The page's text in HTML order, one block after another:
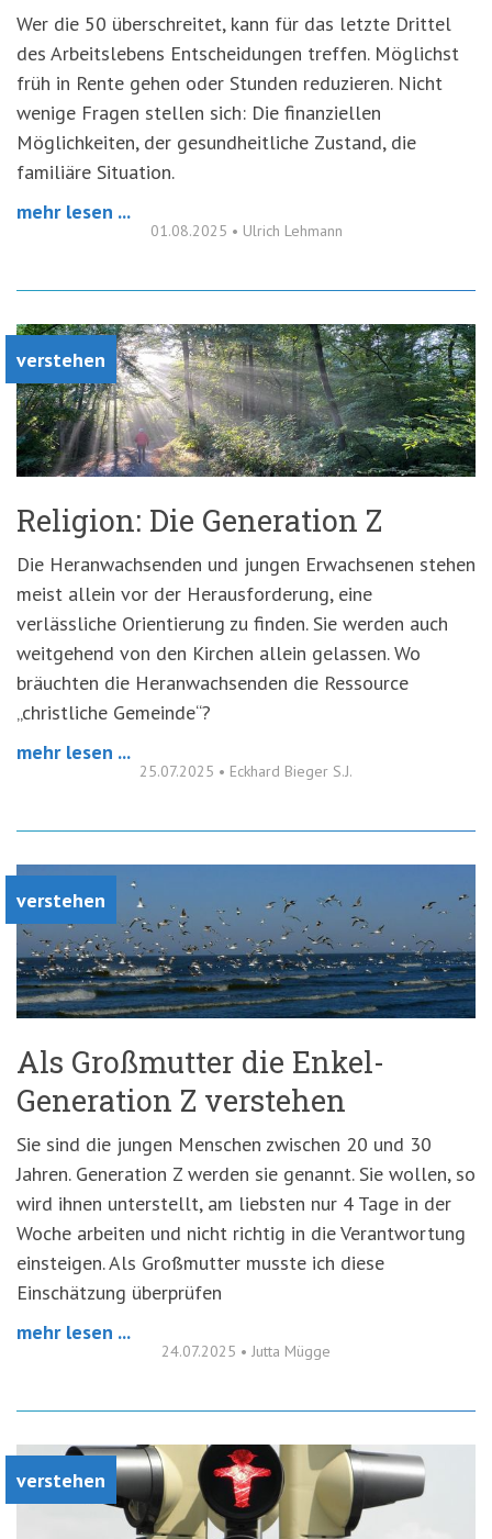
Wer die 50 überschreitet, kann für das letzte Drittel
des Arbeitslebens Entscheidungen treffen. Möglichst
früh in Rente gehen oder Stunden reduzieren. Nicht
wenige Fragen stellen sich: Die finanziellen
Möglichkeiten, der gesundheitliche Zustand, die
familiäre Situation.
mehr lesen ...
01.08.2025 • Ulrich Lehmann
verstehen
Religion: Die Generation Z
Die Heranwachsenden und jungen Erwachsenen stehen
meist allein vor der Herausforderung, eine
verlässliche Orientierung zu finden. Sie werden auch
weitgehend von den Kirchen allein gelassen. Wo
bräuchten die Heranwachsenden die Ressource
„christliche Gemeinde“?
mehr lesen ...
25.07.2025 • Eckhard Bieger S.J.
verstehen
Als Großmutter die Enkel-
Generation Z verstehen
Sie sind die jungen Menschen zwischen 20 und 30
Jahren. Generation Z werden sie genannt. Sie wollen, so
wird ihnen unterstellt, am liebsten nur 4 Tage in der
Woche arbeiten und nicht richtig in die Verantwortung
einsteigen. Als Großmutter musste ich diese
Einschätzung überprüfen
mehr lesen ...
24.07.2025 • Jutta Mügge
verstehen